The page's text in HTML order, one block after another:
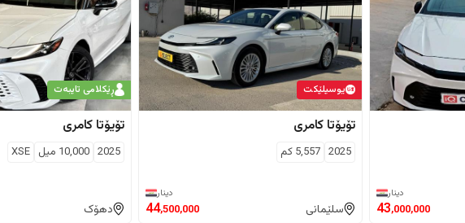
دینار
43,000,000
يوسیلێكت
تۆیۆتا کامری
2025
5,557 كم
سلێمانی
دینار
44,500,000
ڕێکلامی تایبەت
تۆیۆتا کامری
2025
10,000 ميل XSE
دهۆک